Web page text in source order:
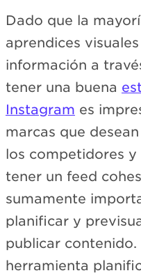
Dado que la
aprendices
información a
tener una buena
Instagram es
marcas que
los competidores
tener un feed
sumamente
planificar y
publicar
herramienta